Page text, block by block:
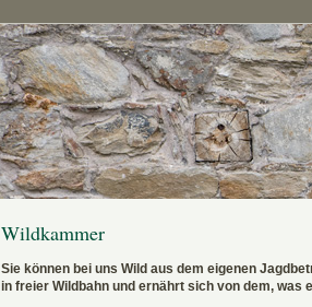
Wildkammer
Sie können bei uns Wild aus dem eigenen
in freier Wildbahn und ernährt sich von dem, was